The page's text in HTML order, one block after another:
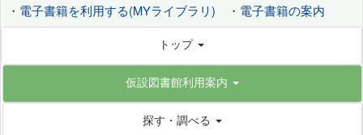
・ 電子書籍を利用する(MYライブラリ) ・ 電子書籍の案内
トップ
仮設図書館利用案内
探す・調べる